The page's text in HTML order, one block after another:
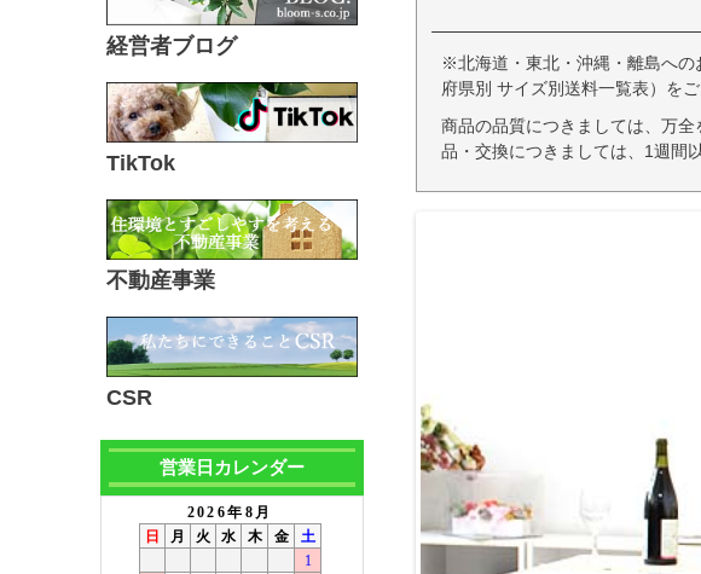
経営者ブログ
TikTok
不動産事業
CSR
営業日カレンダー
※北海道・東北・沖縄・離島への
府県別 サイズ別送料一覧表）をご
商品の品質につきましては、万
品・交換につきましては、1週間